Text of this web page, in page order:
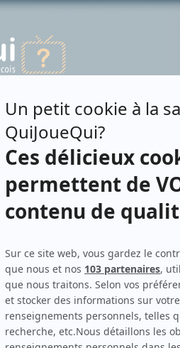
LISTE DES PERSONNES
Contributions
Le chant du berceau